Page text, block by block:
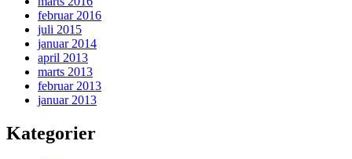
februar 2016
juli 2015
januar 2014
april 2013
marts 2013
februar 2013
januar 2013
Kategorier